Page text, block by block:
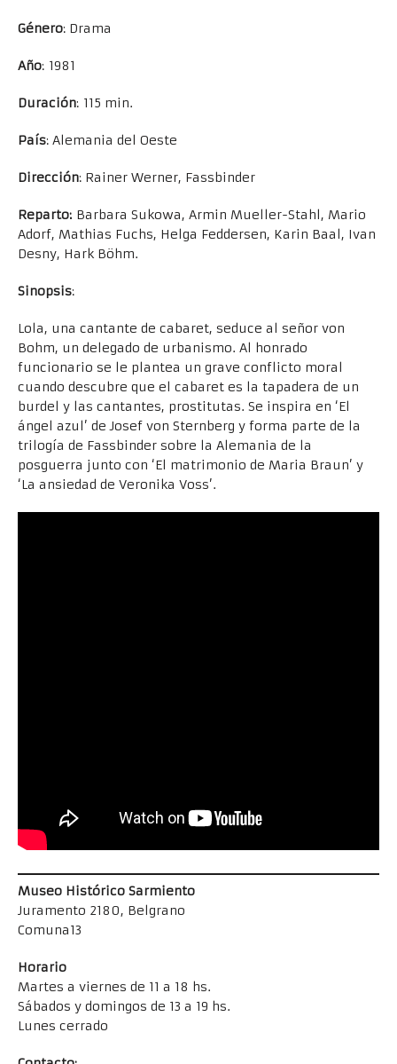
Género: Drama
Año: 1981
Duración: 115 min.
País: Alemania del Oeste
Dirección: Rainer Werner, Fassbinder
Reparto: Barbara Sukowa, Armin Mueller-Stahl, Mario
Adorf, Mathias Fuchs, Helga Feddersen, Karin Baal, Ivan
Desny, Hark Böhm.
Sinopsis:
Lola, una cantante de cabaret, seduce al señor von
Bohm, un delegado de urbanismo. Al honrado
funcionario se le plantea un grave conflicto moral
cuando descubre que el cabaret es la tapadera de un
burdel y las cantantes, prostitutas. Se inspira en ‘El
ángel azul’ de Josef von Sternberg y forma parte de la
trilogía de Fassbinder sobre la Alemania de la
posguerra junto con ‘El matrimonio de Maria Braun’ y
‘La ansiedad de Veronika Voss’.
Museo Histórico Sarmiento
Juramento 2180, Belgrano
Comuna13
Horario
Martes a viernes de 11 a 18 hs.
Sábados y domingos de 13 a 19 hs.
Lunes cerrado